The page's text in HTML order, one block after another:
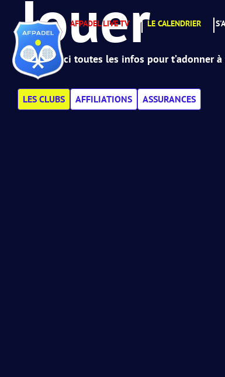
AFPADEL LIVE TV LE CALENDRIER
Jouer
Retrouve ici toutes les infos pour t’adonner à
LES CLUBS AFFILIATIONS ASSURANCES